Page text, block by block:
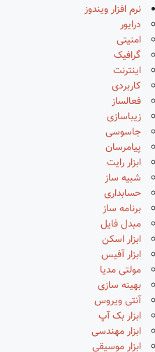
نرم افزار ویندوز
درایور
امنیتی
گرافیک
اینترنت
کاربردی
فعالساز
زیباسازی
جاسوسی
پیامرسان
ابزار رایت
شبیه ساز
حسابداری
برنامه ساز
مبدل فایل
ابزار اسکن
ابزار آفیس
مولتی مدیا
بهینه سازی
آنتی ویروس
ابزار بک آپ
ابزار مهندسی
ابزار موسیقی